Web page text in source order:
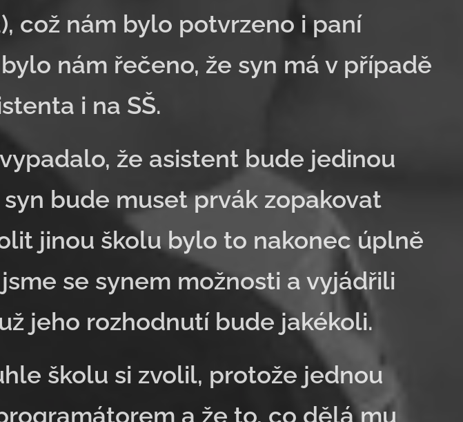
což nám bylo potvrzeno i paní
nám řečeno, že syn má v případě
i na SŠ.
že asistent bude jedinou
bude muset prvák zopakovat
jinou školu bylo to nakonec úplně
se synem možnosti a vyjádřili
jeho rozhodnutí bude jakékoli.
školu si zvolil, protože jednou
a že to, co dělá mu